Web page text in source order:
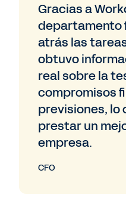
Gracias a
departamento
atrás las
obtuvo
real sobre la
compromisos
previsiones, lo
prestar un
empresa.
CFO